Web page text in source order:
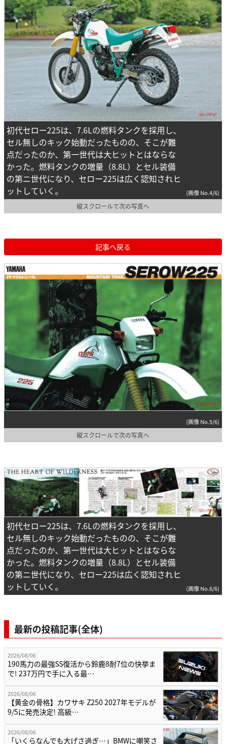
初代セロー225は、7.6Lの燃料タンクを採用し、
セル無しのキック始動だったものの、そこが難
点だったのか、第一世代は大ヒットとはならな
かった。燃料タンクの増量（8.8L）とセル装備
の第ニ世代になり、セロー225は広く認知されヒ
ットしていく。
(画像 No.4/6)
縦スクロールで次の写真へ
記事へ戻る
(画像 No.5/6)
縦スクロールで次の写真へ
初代セロー225は、7.6Lの燃料タンクを採用し、
セル無しのキック始動だったものの、そこが難
点だったのか、第一世代は大ヒットとはならな
かった。燃料タンクの増量（8.8L）とセル装備
の第ニ世代になり、セロー225は広く認知されヒ
ットしていく。
(画像 No.6/6)
最新の投稿記事(全体)
2026/08/06
190馬力の最強SS復活から鈴鹿8耐7位の快挙ま
で! 237万円で手に入る最…
2026/08/06
【黄金の骨格】カワサキ Z250 2027年モデルが
9/5に発売決定! 高級…
2026/08/06
「いくらなんでも大げさ過ぎ…」BMWに嘲笑さ